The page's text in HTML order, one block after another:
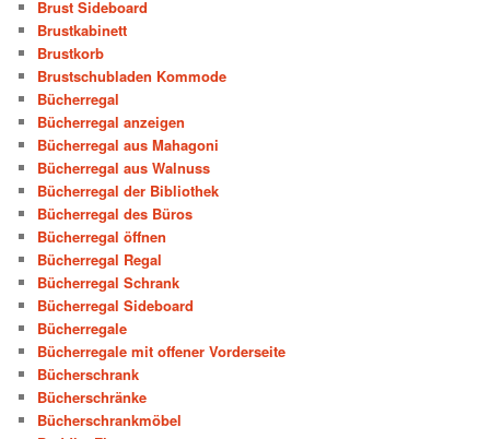
Brust Sideboard
Brustkabinett
Brustkorb
Brustschubladen Kommode
Bücherregal
Bücherregal anzeigen
Bücherregal aus Mahagoni
Bücherregal aus Walnuss
Bücherregal der Bibliothek
Bücherregal des Büros
Bücherregal öffnen
Bücherregal Regal
Bücherregal Schrank
Bücherregal Sideboard
Bücherregale
Bücherregale mit offener Vorderseite
Bücherschrank
Bücherschränke
Bücherschrankmöbel